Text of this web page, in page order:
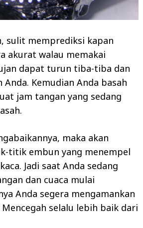
sulit memprediksi kapan
akurat walau memakai
dapat turun tiba-tiba dan
Kemudian Anda basah
jam tangan yang sedang
maka akan
titik embun yang menempel
Jadi saat Anda sedang
dan cuaca mulai
Anda segera mengamankan
selalu lebih baik dari